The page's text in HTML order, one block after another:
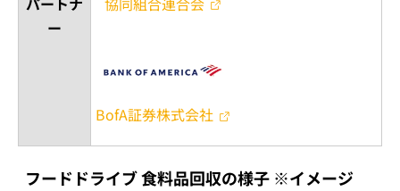
ー
BofA証券株式会社
フードドライブ 食料品回収の様子 ※イメージ